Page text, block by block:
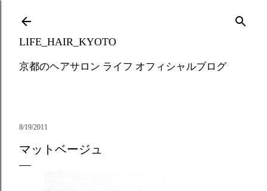
LIFE_HAIR_KYOTO
京都のヘアサロン ライフ オフィシャルブログ
8/19/2011
マットベージュ